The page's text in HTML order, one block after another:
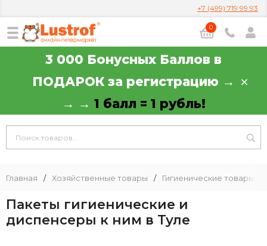
+7 (499) 719 99 93
0
3 000 Бонусных Баллов в
ПОДАРОК за регистрацию →
→ → 1 балл = 1 рубль!
Главная / Хозяйственные товары / Гигиенические товары
Пакеты гигиенические и
диспенсеры к ним в Туле